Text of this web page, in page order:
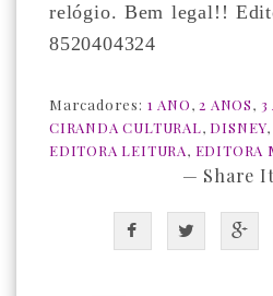
relógio. Bem legal!!
8520404324
Marcadores: 1 ANO,2 ANOS, 3
CIRANDA CULTURAL, DISNEY,
EDITORA LEITURA, EDITORA
— Share